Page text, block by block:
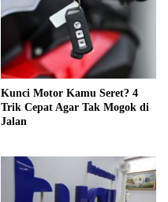
Kunci Motor Kamu Seret? 4
Trik Cepat Agar Tak Mogok di
Jalan